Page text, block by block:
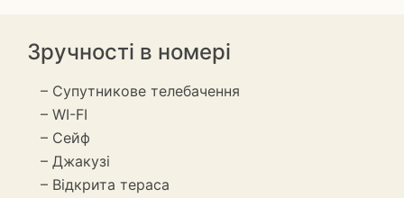
Зручності в номері
– Супутникове телебачення
– WI-FI
– Сейф
– Джакузі
– Відкрита тераса